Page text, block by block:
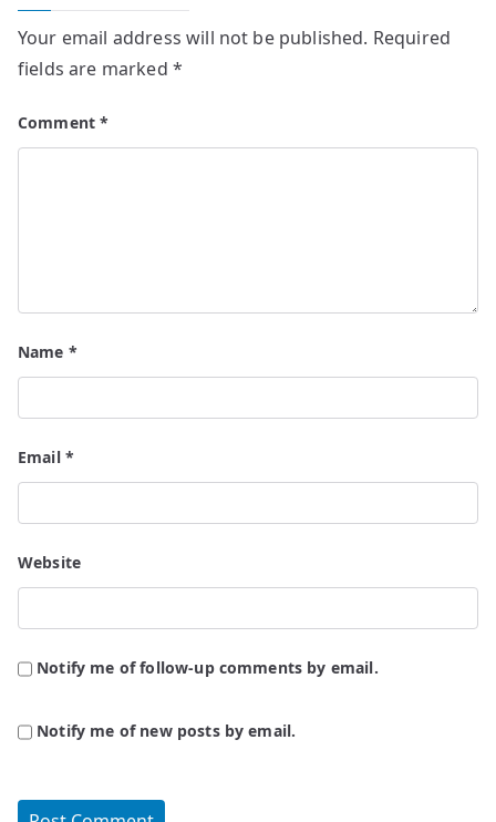
Your email address will not be published. Required
fields are marked *
Comment*
Name *
Email *
Website
Notify me of follow-up comments by email.
Notify me of new posts by email.